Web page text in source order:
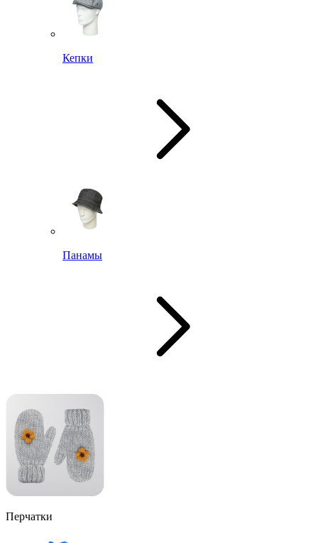
Кепки
Панамы
Перчатки